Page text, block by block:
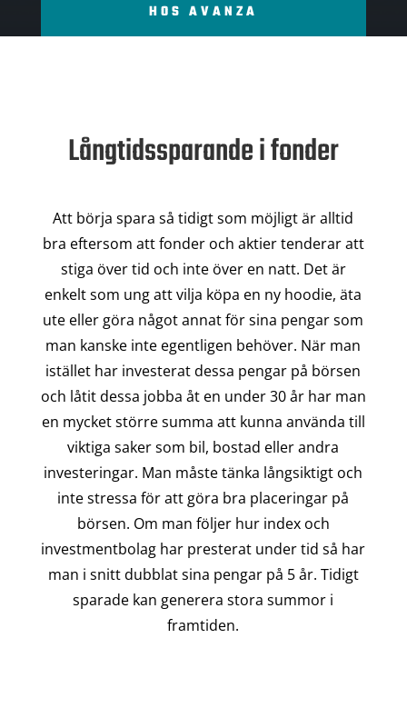
HOS AVANZA
Långtidssparande i fonder
Att börja spara så tidigt som möjligt är alltid
bra eftersom att fonder och aktier tenderar att
stiga över tid och inte över en natt. Det är
enkelt som ung att vilja köpa en ny hoodie, äta
ute eller göra något annat för sina pengar som
man kanske inte egentligen behöver. När man
istället har investerat dessa pengar på börsen
och låtit dessa jobba åt en under 30 år har man
en mycket större summa att kunna använda till
viktiga saker som bil, bostad eller andra
investeringar. Man måste tänka långsiktigt och
inte stressa för att göra bra placeringar på
börsen. Om man följer hur index och
investmentbolag har presterat under tid så har
man i snitt dubblat sina pengar på 5 år. Tidigt
sparade kan generera stora summor i
framtiden.